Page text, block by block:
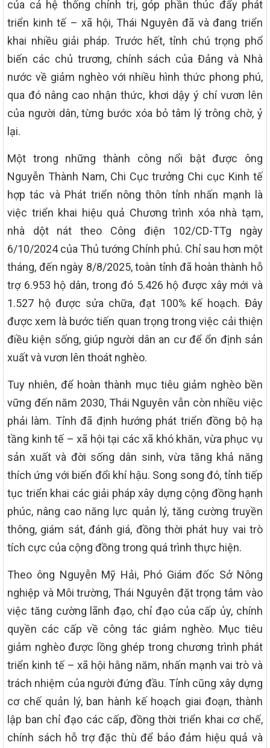
của cả hệ thống chính trị, góp phần thúc đẩy phát
triển kinh tế – xã hội, Thái Nguyên đã và đang triển
khai nhiều giải pháp. Trước hết, tỉnh chú trọng phổ
biến các chủ trương, chính sách của Đảng và Nhà
nước về giảm nghèo với nhiều hình thức phong phú,
qua đó nâng cao nhận thức, khơi dậy ý chí vươn lên
của người dân, từng bước xóa bỏ tâm lý trông chờ, ỷ
lại.
Một trong những thành công nổi bật được ông
Nguyễn Thành Nam, Chi Cục trưởng Chi cục Kinh tế
hợp tác và Phát triển nông thôn tỉnh nhấn mạnh là
việc triển khai hiệu quả Chương trình xóa nhà tạm,
nhà dột nát theo Công điện 102/CD-TTg ngày
6/10/2024 của Thủ tướng Chính phủ. Chỉ sau hơn một
tháng, đến ngày 8/8/2025, toàn tỉnh đã hoàn thành hỗ
trợ 6.953 hộ dân, trong đó 5.426 hộ được xây mới và
1.527 hộ được sửa chữa, đạt 100% kế hoạch. Đây
được xem là bước tiến quan trọng trong việc cải thiện
điều kiện sống, giúp người dân an cư để ổn định sản
xuất và vươn lên thoát nghèo.
Tuy nhiên, để hoàn thành mục tiêu giảm nghèo bền
vững đến năm 2030, Thái Nguyên vẫn còn nhiều việc
phải làm. Tỉnh đã định hướng phát triển đồng bộ hạ
tầng kinh tế – xã hội tại các xã khó khăn, vừa phục vụ
sản xuất và đời sống dân sinh, vừa tăng khả năng
thích ứng với biến đổi khí hậu. Song song đó, tỉnh tiếp
tục triển khai các giải pháp xây dựng cộng đồng hạnh
phúc, nâng cao năng lực quản lý, tăng cường truyền
thông, giám sát, đánh giá, đồng thời phát huy vai trò
tích cực của cộng đồng trong quá trình thực hiện.
Theo ông Nguyễn Mỹ Hải, Phó Giám đốc Sở Nông
nghiệp và Môi trường, Thái Nguyên đặt trọng tâm vào
việc tăng cường lãnh đạo, chỉ đạo của cấp ủy, chính
quyền các cấp về công tác giảm nghèo. Mục tiêu
giảm nghèo được lồng ghép trong chương trình phát
triển kinh tế – xã hội hằng năm, nhấn mạnh vai trò và
trách nhiệm của người đứng đầu. Tỉnh cũng xây dựng
cơ chế quản lý, ban hành kế hoạch giai đoạn, thành
lập ban chỉ đạo các cấp, đồng thời triển khai cơ chế,
chính sách hỗ trợ đặc thù để bảo đảm hiệu quả và